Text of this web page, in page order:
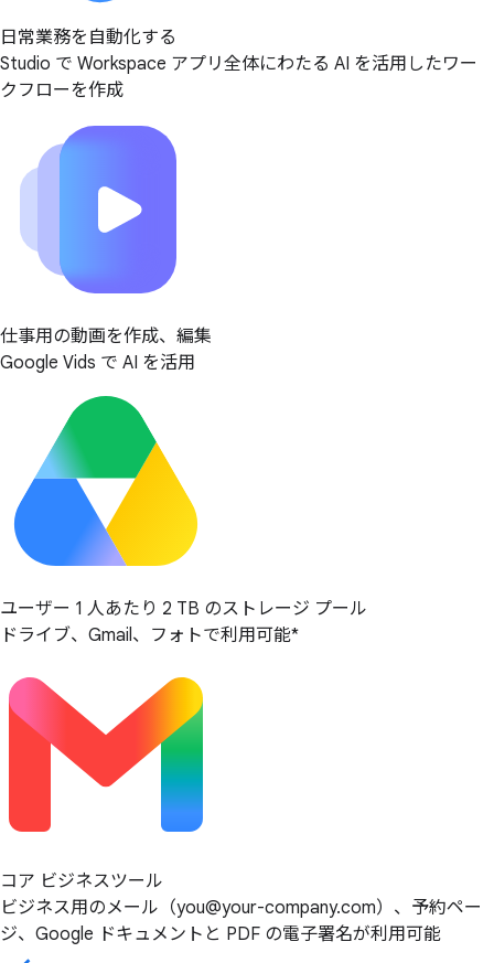
日常業務を自動化する
Studio で Workspace アプリ全体にわたる AI を活用したワー
クフローを作成
仕事用の動画を作成、編集
Google Vids で AI を活用
ユーザー 1 人あたり 2 TB のストレージ プール
ドライブ、Gmail、フォトで利用可能*
コア ビジネスツール
ビジネス用のメール（you@your-company.com）、予約ペー
ジ、Google ドキュメントと PDF の電子署名が利用可能